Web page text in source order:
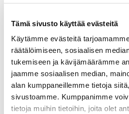
Tämä sivusto käyttää evästeitä
Käytämme evästeitä
räätälöimiseen, sosiaalisen
tukemiseen ja kävijämäärämme
jaamme sosiaalisen median,
alan kumppaneillemme tietoja
sivustoamme. Kumppanimme
tietoja muihin tietoihin, joita olet
på svenska
Juristimedia Artikkelit 19.8.2025
Oikeustieteen uudistunut
valmennuskurssien tarjoajan sekä
oikeustieteilijöitä
Juristimedia Artikkelit 16.6.2025